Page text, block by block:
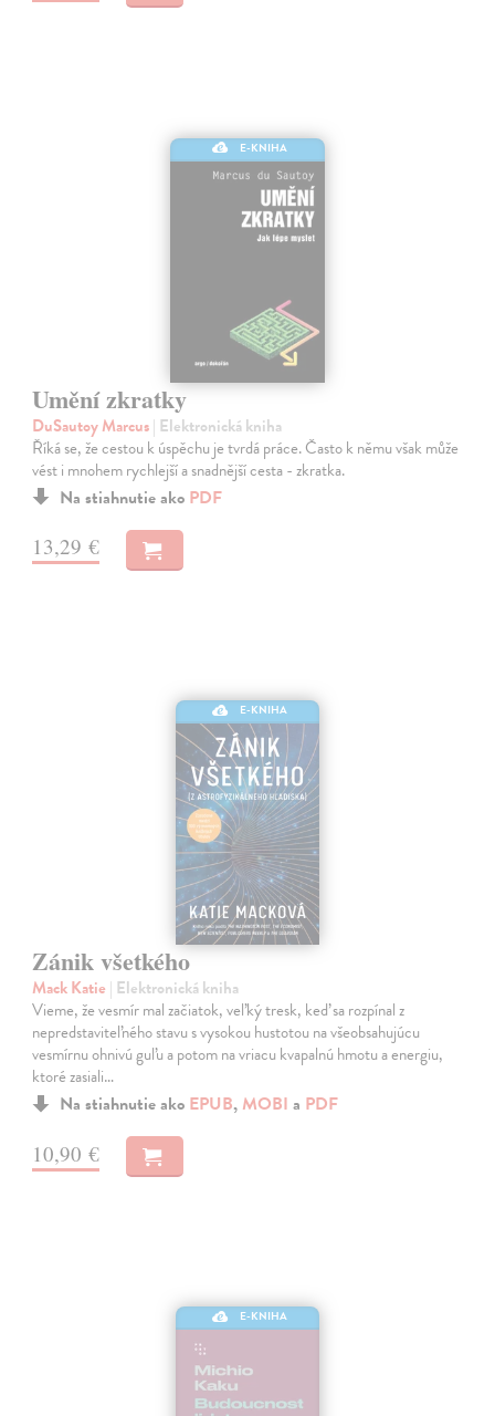
E-KNIHA
Umění zkratky
DuSautoy Marcus| Elektronická kniha
Říká se, že cestou k úspěchu je tvrdá práce. Často k němu však může
vést i mnohem rychlejší a snadnější cesta - zkratka.
Na stiahnutie ako PDF
13,29 €
E-KNIHA
Zánik všetkého
Mack Katie | Elektronická kniha
Vieme, že vesmír mal začiatok, veľký tresk, keď sa rozpínal z
nepredstaviteľného stavu s vysokou hustotou na všeobsahujúcu
vesmírnu ohnivú guľu a potom na vriacu kvapalnú hmotu a energiu,
ktoré zasiali…
Na stiahnutie ako EPUB, MOBI a PDF
10,90 €
E-KNIHA